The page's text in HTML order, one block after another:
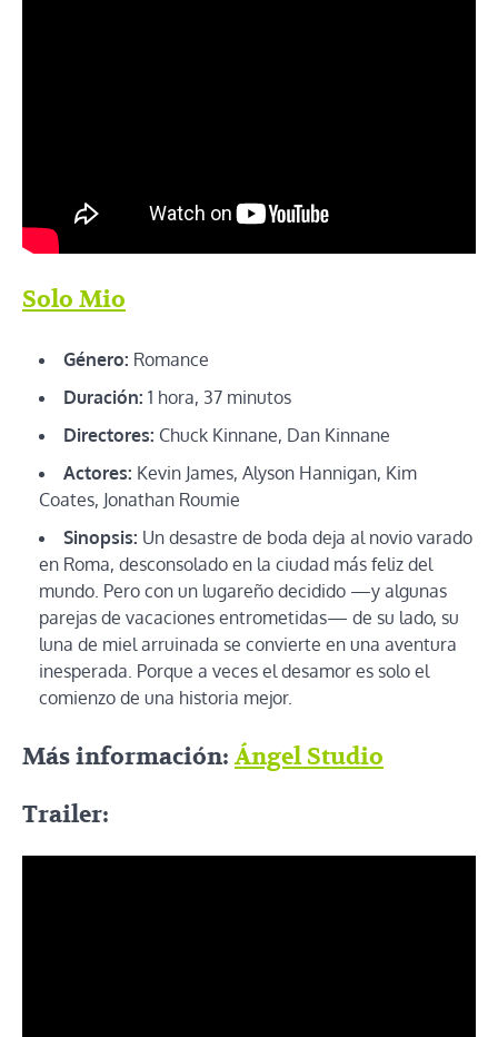
Solo Mio
Género: Romance
Duración: 1 hora, 37 minutos
Directores: Chuck Kinnane, Dan Kinnane
Actores: Kevin James, Alyson Hannigan, Kim
Coates, Jonathan Roumie
Sinopsis: Un desastre de boda deja al novio varado
en Roma, desconsolado en la ciudad más feliz del
mundo. Pero con un lugareño decidido —y algunas
parejas de vacaciones entrometidas— de su lado, su
luna de miel arruinada se convierte en una aventura
inesperada. Porque a veces el desamor es solo el
comienzo de una historia mejor.
Más información: Ángel Studio
Trailer: